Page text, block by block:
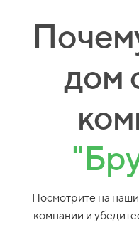
дом
Посмотрите на
компании и